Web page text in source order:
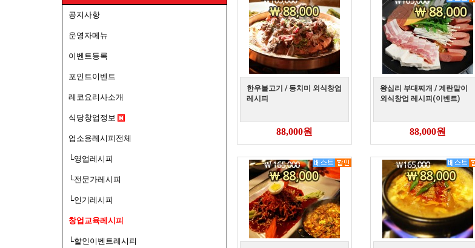
공지사항
운영자메뉴
이벤트등록
포인트이벤트
레코요리사소개
식당창업정보
업소용레시피전체
└영업레시피
└전문가레시피
└인기레시피
창업교육레시피
└할인이벤트레시피
한우불고기 / 동치미 외식창업
레시피
88,000원
왕십리 부대찌개 / 계란말이
외식창업 레시피(이벤트)
88,000원